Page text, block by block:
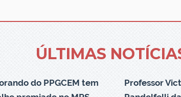
ÚLTIMAS
do PPGCEM tem
Professor